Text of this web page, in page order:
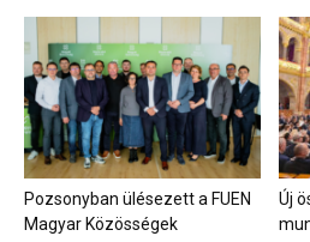
Pozsonyban ülésezett a FUEN
Magyar Közösségek
Új